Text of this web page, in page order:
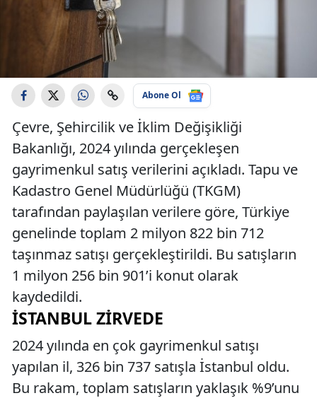
Abone Ol
Çevre, Şehircilik ve İklim Değişikliği
Bakanlığı, 2024 yılında gerçekleşen
gayrimenkul satış verilerini açıkladı. Tapu ve
Kadastro Genel Müdürlüğü (TKGM)
tarafından paylaşılan verilere göre, Türkiye
genelinde toplam 2 milyon 822 bin 712
taşınmaz satışı gerçekleştirildi. Bu satışların
1 milyon 256 bin 901’i konut olarak
kaydedildi.
İSTANBUL ZIRVEDE
2024 yılında en çok gayrimenkul satışı
yapılan il, 326 bin 737 satışla İstanbul oldu.
Bu rakam, toplam satışların yaklaşık %9’unu